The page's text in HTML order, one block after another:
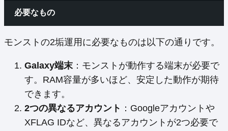
必要なもの
モンストの2垢運用に必要なものは以下の通りです。
Galaxy端末：モンストが動作する端末が必要で
す。RAM容量が多いほど、安定した動作が期待
できます。
2つの異なるアカウント ：Googleアカウントや
XFLAG IDなど、異なるアカウントが2つ必要で